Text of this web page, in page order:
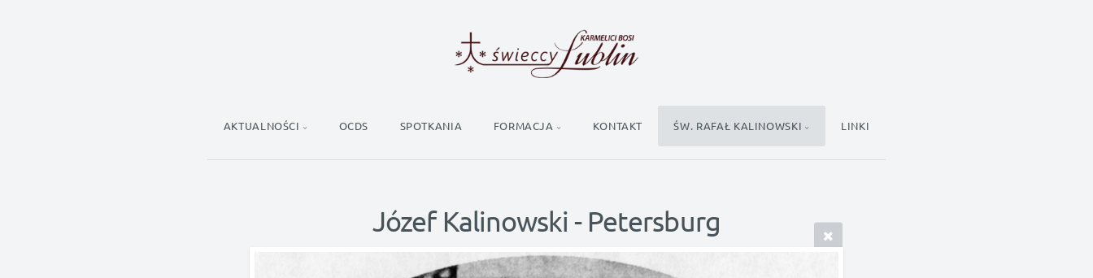
AKTUALNOŚCI OCDS SPOTKANIA FORMACJA KONTAKT ŚW. RAFAŁ KALINOWSKI LINKI
Józef Kalinowski - Petersburg